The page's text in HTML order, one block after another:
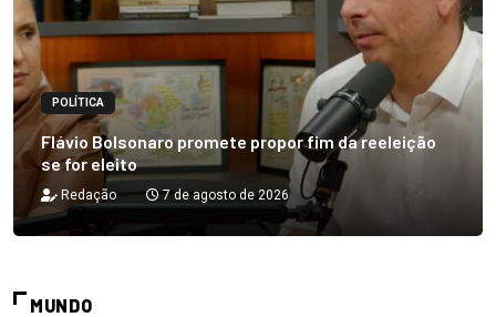
POLÍTICA
Flávio Bolsonaro promete propor fim da reeleição
se for eleito
Redação 7 de agosto de 2026
MUNDO